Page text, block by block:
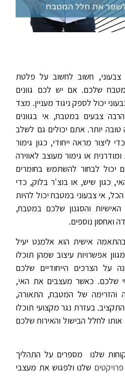
חשוב לחשוב על פלטת
שלכם. אם יש לכם גוונים
יכול לספק ניגוד מעניין. מצד
צבעים במטבח, אי בגוונים
טובה יותר. אתם יכולים גם לשלב
ליצור מראה ייחודי, כגון גימור
או גימור מעוצב לאווירה
יכול לבחור להשתמש בחומרים
כגון שיש, או בוצ'ר בלוק, כדי
הכל, אי צבעוני במטבח יכול להיות
והסגנון שלכם במטבח,
ואחסון נוספים.
אישית הוא אלמנט יעיל
אפשרויות עיצוב שמהן תוכלו
על הצרכים הייחודיים שלכם
שלכם. כאשר מעצבים את האי,
והזרימה של המטבח, התאורה,
בעזרת נגר מקצועי תוכלו
לחלל הבישול והאירוח שלכם
שלנו מספרים על התהליך
פרויקטים שלנו ולפגוש את מעצבי